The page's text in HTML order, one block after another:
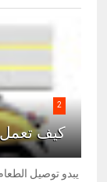
2
كيف
يبدو توصيل